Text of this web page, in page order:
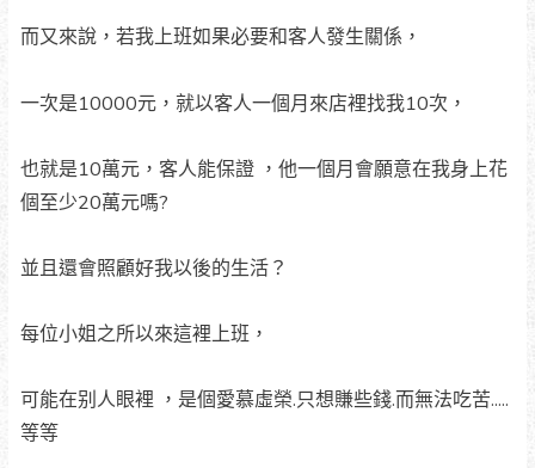
而又來說，若我上班如果必要和客人發生關係，
一次是10000元，就以客人一個月來店裡找我10次，
也就是10萬元，客人能保證 ，他一個月會願意在我身上花
個至少20萬元嗎?
並且還會照顧好我以後的生活？
每位小姐之所以來這裡上班，
可能在别人眼裡 ，是個愛慕虛榮.只想賺些錢.而無法吃苦.....
等等